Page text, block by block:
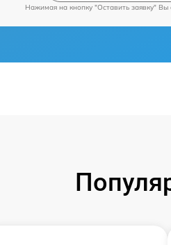
Нажимая на кнопку "Оставить заявку" Вы